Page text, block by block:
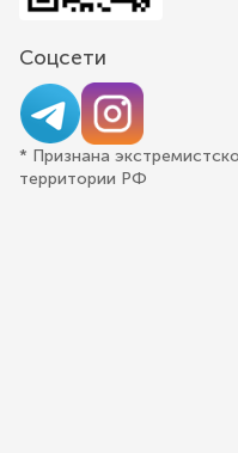
Соцсети
* Признана
территории РФ